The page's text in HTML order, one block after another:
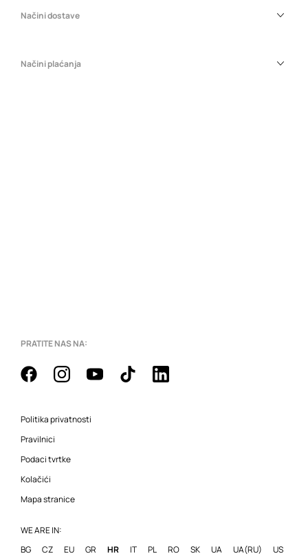
Načini dostave
Načini plaćanja
PRATITE NAS NA:
Politika privatnosti
Pravilnici
Podaci tvrtke
Kolačići
Mapa stranice
WE ARE IN:
BG
CZ EU GR HR IT PL RO SK UA UA(RU) US